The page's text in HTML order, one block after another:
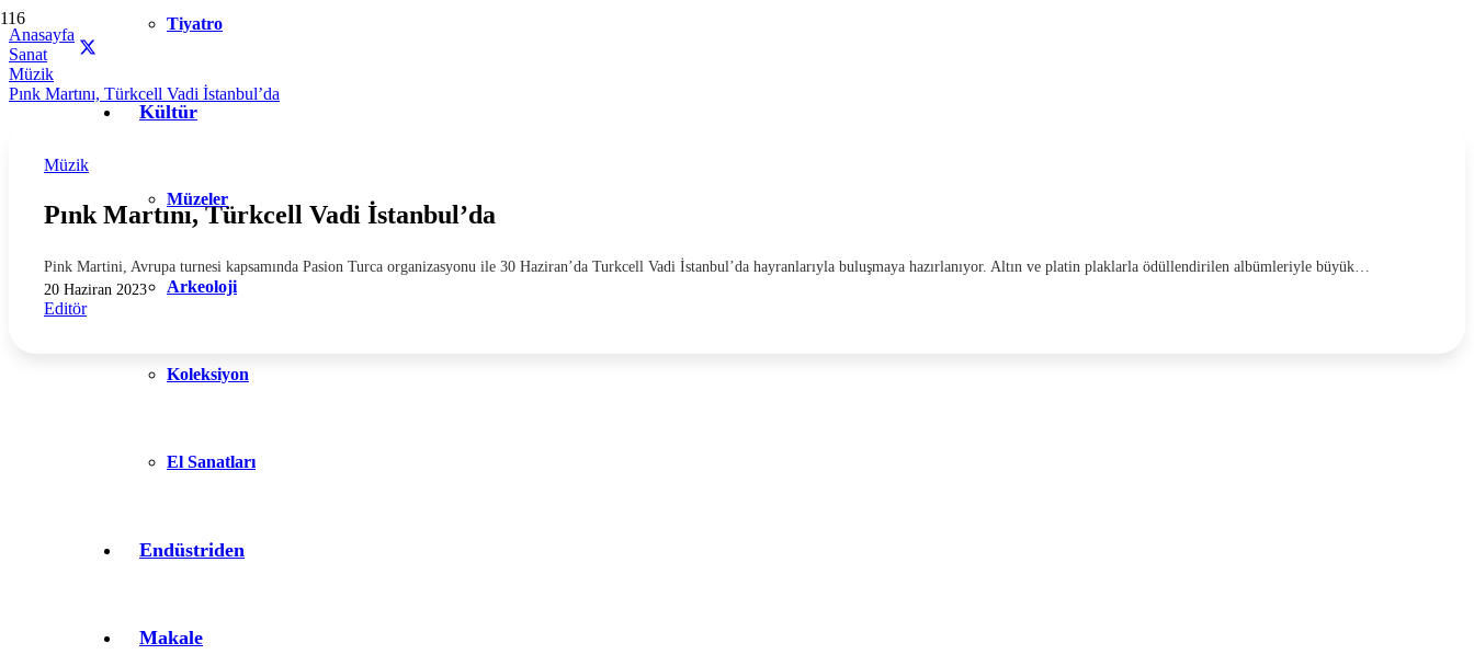
Tiyatro
Kültür
Müzeler
Arkeoloji
Koleksiyon
El Sanatları
Endüstriden
Makale
Anasayfa
Sanat
Müzik
Pınk Martını, Türkcell Vadi İstanbul’da
Müzik
Pınk Martını, Türkcell Vadi İstanbul’da
Pink Martini, Avrupa turnesi kapsamında Pasion Turca organizasyonu ile 30 Haziran’da Turkcell Vadi İstanbul’da hayranlarıyla buluşmaya hazırlanıyor. Altın ve platin plaklarla ödüllendirilen albümleriyle büyük…
20 Haziran 2023
Editör